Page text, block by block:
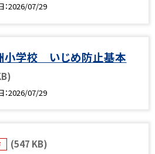
2026/07/29
小学校 いじめ防止基本
2026/07/29
(547 KB)